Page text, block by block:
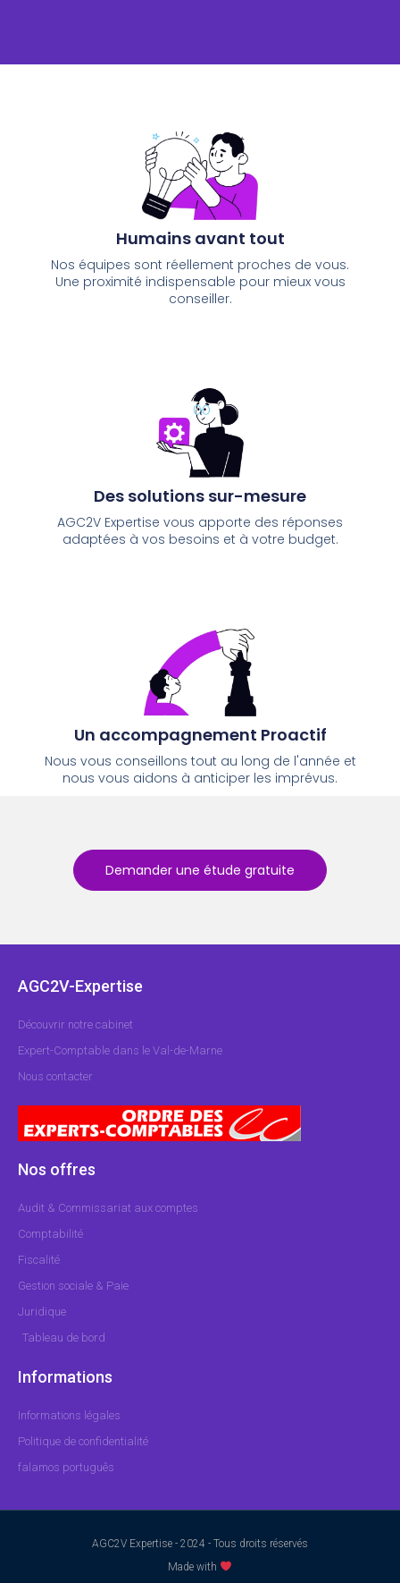
Humains avant tout
Nos équipes sont réellement proches de vous.
Une proximité indispensable pour mieux vous
conseiller.
Des solutions sur-mesure
AGC2V Expertise vous apporte des réponses
adaptées à vos besoins et à votre budget.
Un accompagnement Proactif
Nous vous conseillons tout au long de l'année et
nous vous aidons à anticiper les imprévus.
Demander une étude gratuite
AGC2V-Expertise
Découvrir notre cabinet
Expert-Comptable dans le Val-de-Marne
Nous contacter
Nos offres
Audit & Commissariat aux comptes
Comptabilité
Fiscalité
Gestion sociale & Paie
Juridique
Tableau de bord
Informations
Informations légales
Politique de confidentialité
falamos português
AGC2V Expertise - 2024 - Tous droits réservés
Made with